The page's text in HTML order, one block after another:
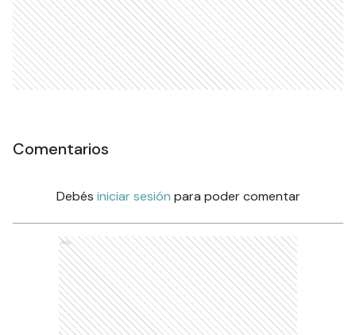
Comentarios
Debés iniciar sesión para poder comentar
Ads